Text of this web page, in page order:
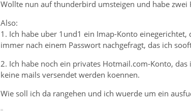
Wollte nun auf thunderbird umsteigen und habe
Also:
1. Ich habe uber 1und1 ein Imap-Konto
immer nach einem Passwort nachgefragt, das ich
2. Ich habe noch ein privates Hotmail.com-Konto,
keine mails versendet werden koennen.
Wie soll ich da rangehen und ich wuerde um ein